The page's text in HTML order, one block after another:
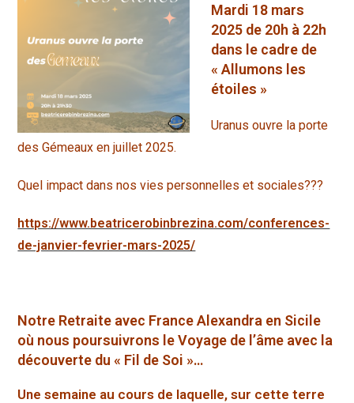
Mardi 18 mars
2025 de 20h à 22h
dans le cadre de
« Allumons les
étoiles »
Uranus ouvre la porte
des Gémeaux en juillet 2025.
Quel impact dans nos vies personnelles et sociales???
https://www.beatricerobinbrezina.com/conferences-
de-janvier-fevrier-mars-2025/
Notre Retraite avec France Alexandra en Sicile
où nous poursuivrons le Voyage de l’âme avec la
découverte du « Fil de Soi »…
Une semaine au cours de laquelle, sur cette terre